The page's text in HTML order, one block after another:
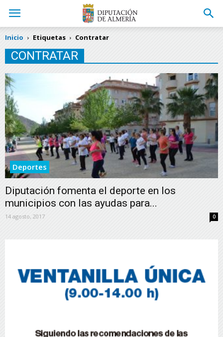
Inicio Etiquetas Contratar
CONTRATAR
Deportes
Diputación fomenta el deporte en los
municipios con las ayudas para...
14 agosto, 2017 0